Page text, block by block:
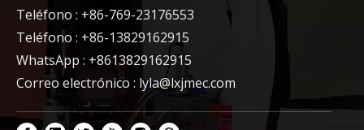
Teléfono : +86-769-23176553
Teléfono : +86-13829162915
WhatsApp : +8613829162915
Correo electrónico : lyla@lxjmec.com